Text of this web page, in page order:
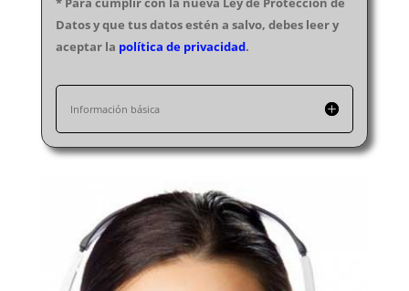
Cerrajeros en Teruel
Cerrajeros en Toledo
Cerrajeros en Valladolid
Cerrajeros en Vizcaya
Cerrajeros en Zamora
Cerrajeros en Zaragoza
Datos y que tus datos estén a salvo, debes leer y
aceptar la política de privacidad.
Información básica